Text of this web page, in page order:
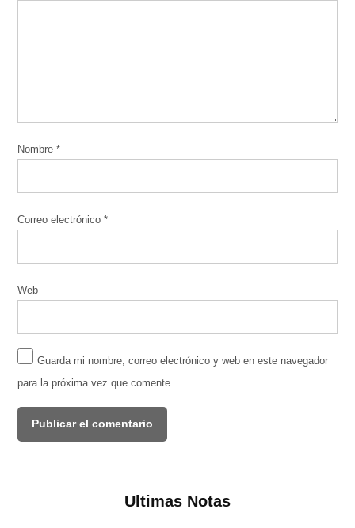
Nombre*
Correo electrónico*
Web
Guarda mi nombre, correo electrónico y web en este navegador
para la próxima vez que comente.
Ultimas Notas